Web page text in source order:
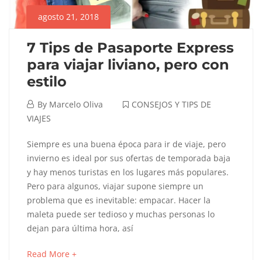
agosto 21, 2018
7 Tips de Pasaporte Express
para viajar liviano, pero con
estilo
agosto
21,
By Marcelo Oliva
CONSEJOS Y TIPS DE
VIAJES
7
Tips
de
Pasaporte
Express
Siempre es una buena época para ir de viaje, pero
invierno es ideal por sus ofertas de temporada baja
y hay menos turistas en los lugares más populares.
Pero para algunos, viajar supone siempre un
problema que es inevitable: empacar. Hacer la
maleta puede ser tedioso y muchas personas lo
dejan para última hora, así
Read More +about